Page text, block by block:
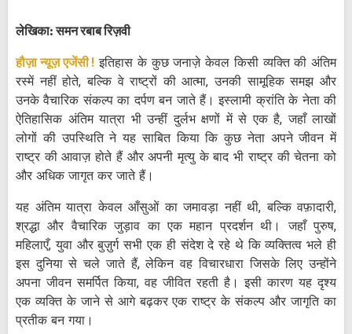
लेखिका: समन रबाब रिज़वी
हौज़ा न्यूज़ एजेंसी ! इतिहास के कुछ जनाज़े केवल किसी व्यक्ति की अंतिम
रस्में नहीं होते, बल्कि वे राष्ट्रों की आत्मा, उनकी सामूहिक समझ और
उनके वैचारिक संकल्प का दर्पण बन जाते हैं। इस्लामी क्रांति के नेता की
ऐतिहासिक अंतिम यात्रा भी उन्हीं दुर्लभ क्षणों में से एक है, जहाँ लाखों
लोगों की उपस्थिति ने यह साबित किया कि कुछ नेता अपने जीवन में
राष्ट्र की आवाज़ होते हैं और अपनी मृत्यु के बाद भी राष्ट्र की चेतना को
और अधिक जागृत कर जाते हैं।
यह अंतिम यात्रा केवल आँसुओं का जमावड़ा नहीं थी, बल्कि वफ़ादारी,
श्रद्धा और वैचारिक जुड़ाव का एक महान प्रदर्शन थी। जहाँ पुरुष,
महिलाएँ, युवा और बुज़ुर्ग सभी एक ही संदेश दे रहे थे कि व्यक्तित्व भले ही
इस दुनिया से चले जाते हैं, लेकिन वह विचारधारा जिसके लिए उन्होंने
अपना जीवन समर्पित किया, वह जीवित रहती है। इसी कारण यह दृश्य
एक व्यक्ति के जाने से आगे बढ़कर एक राष्ट्र के संकल्प और जागृति का
प्रतीक बन गया।